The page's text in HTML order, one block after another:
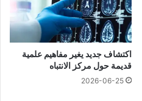
اكتشاف جديد يغير مفاهيم علمية
قديمة حول مركز الانتباه
2026-06-25